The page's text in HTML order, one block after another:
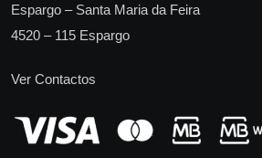
Espargo – Santa Maria da Feira
4520 – 115 Espargo
Ver Contactos